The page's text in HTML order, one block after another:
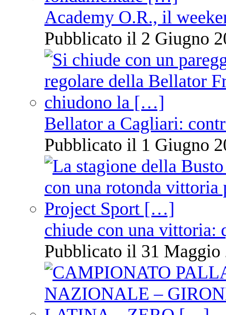
Academy O.R., il
Pubblicato il 2 Giugno
Bellator a Cagliari:
Pubblicato il 1 Giugno
chiude con una vittoria:
Pubblicato il 31 Maggio